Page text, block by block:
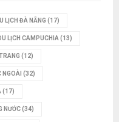
LỊCH ĐÀ NẴNG (17)
LỊCH CAMPUCHIA (13)
(12)
NGOÀI (32)
(17)
NƯỚC(34)